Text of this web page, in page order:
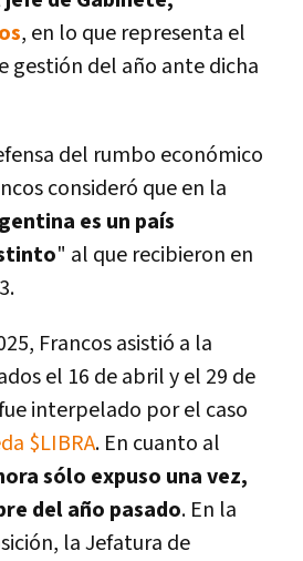
, en lo que representa el
gestión del año ante dicha
del rumbo económico
consideró que en la
es un país
" al que recibieron en
Francos asistió a la
el 16 de abril y el 29 de
interpelado por el caso
$LIBRA. En cuanto al
sólo expuso una vez,
del año pasado. En la
la Jefatura de